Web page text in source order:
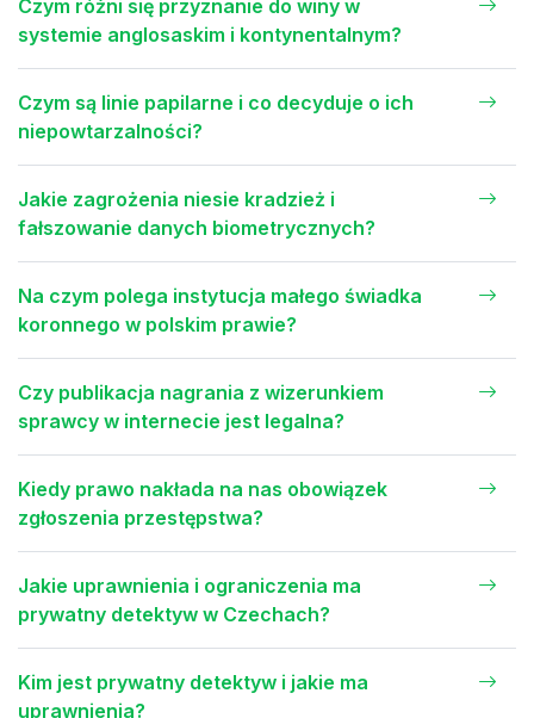
Czym różni się przyznanie do winy w
systemie anglosaskim i kontynentalnym?
Czym są linie papilarne i co decyduje o ich
niepowtarzalności?
Jakie zagrożenia niesie kradzież i
fałszowanie danych biometrycznych?
Na czym polega instytucja małego świadka
koronnego w polskim prawie?
Czy publikacja nagrania z wizerunkiem
sprawcy w internecie jest legalna?
Kiedy prawo nakłada na nas obowiązek
zgłoszenia przestępstwa?
Jakie uprawnienia i ograniczenia ma
prywatny detektyw w Czechach?
Kim jest prywatny detektyw i jakie ma
uprawnienia?